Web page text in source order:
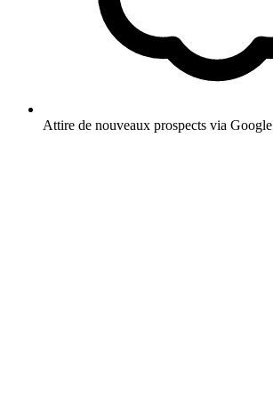
Attire de nouveaux prospects via Google